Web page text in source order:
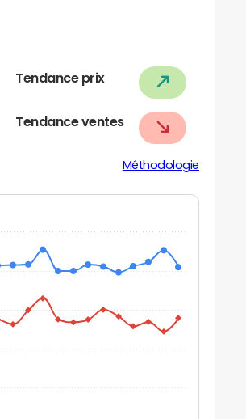
Tendance prix
Tendance ventes
Méthodologie